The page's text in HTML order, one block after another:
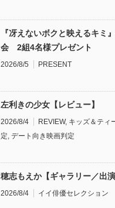
『冴えないボクと映えるキミ
会 2組4名様プレゼント
2026/8/5 PRESENT
左利きの少女【レビュー】
2026/8/4 REVIEW, キッズ＆ティ
定 デート向き映画判定
穂志もえか【ギャラリー／出演
2026/8/4 イイ俳優セレクション